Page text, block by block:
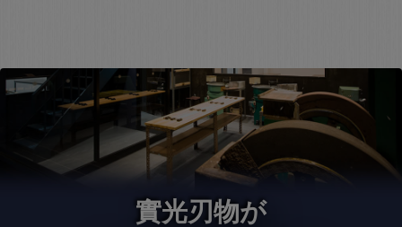
實光刃物が